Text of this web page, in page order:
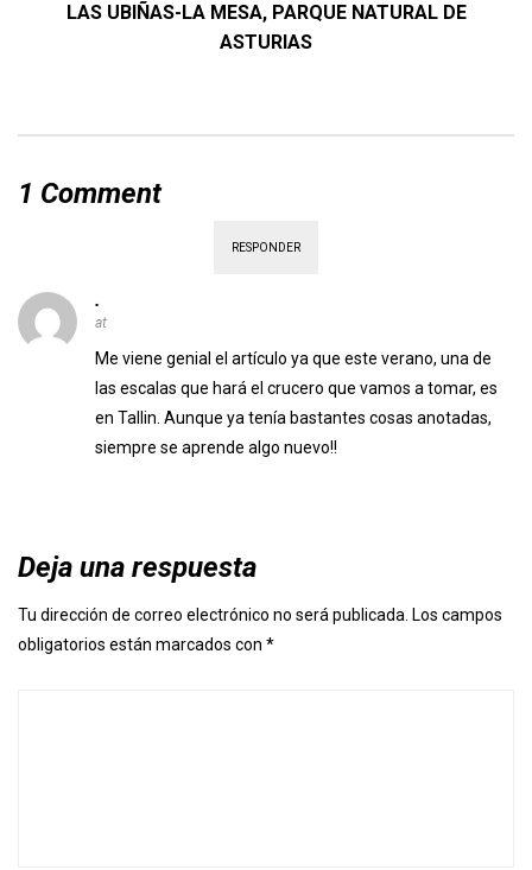
LAS UBIÑAS-LA MESA, PARQUE NATURAL DE
ASTURIAS
1 Comment
RESPONDER
.
at
Me viene genial el artículo ya que este verano, una de
las escalas que hará el crucero que vamos a tomar, es
en Tallin. Aunque ya tenía bastantes cosas anotadas,
siempre se aprende algo nuevo!!
Deja una respuesta
Tu dirección de correo electrónico no será publicada. Los campos
obligatorios están marcados con *